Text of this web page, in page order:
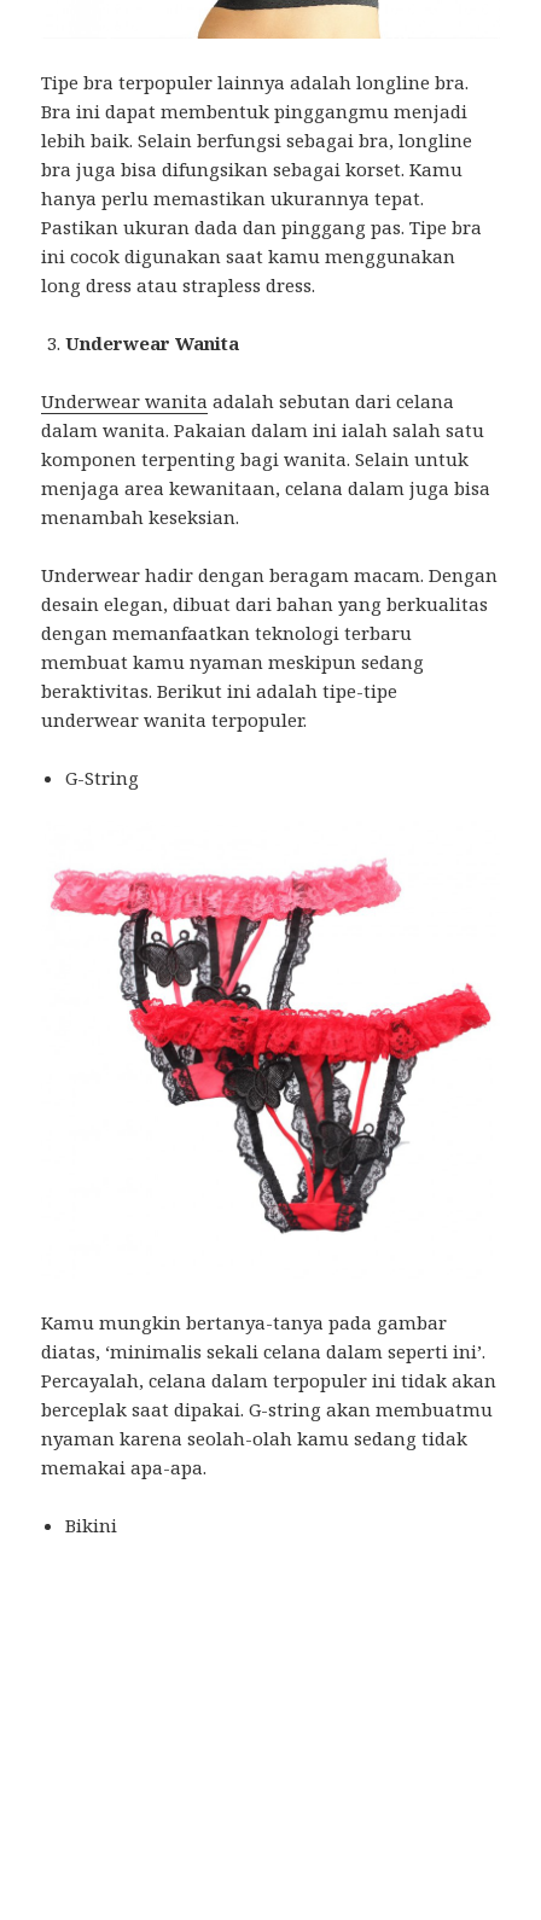
Tipe bra terpopuler lainnya adalah longline bra.
Bra ini dapat membentuk pinggangmu menjadi
lebih baik. Selain berfungsi sebagai bra, longline
bra juga bisa difungsikan sebagai korset. Kamu
hanya perlu memastikan ukurannya tepat.
Pastikan ukuran dada dan pinggang pas. Tipe bra
ini cocok digunakan saat kamu menggunakan
long dress atau strapless dress.
Underwear Wanita
Underwear wanita adalah sebutan dari celana
dalam wanita. Pakaian dalam ini ialah salah satu
komponen terpenting bagi wanita. Selain untuk
menjaga area kewanitaan, celana dalam juga bisa
menambah keseksian.
Underwear hadir dengan beragam macam. Dengan
desain elegan, dibuat dari bahan yang berkualitas
dengan memanfaatkan teknologi terbaru
membuat kamu nyaman meskipun sedang
beraktivitas. Berikut ini adalah tipe-tipe
underwear wanita terpopuler.
G-String
Kamu mungkin bertanya-tanya pada gambar
diatas, ‘minimalis sekali celana dalam seperti ini’.
Percayalah, celana dalam terpopuler ini tidak akan
berceplak saat dipakai. G-string akan membuatmu
nyaman karena seolah-olah kamu sedang tidak
memakai apa-apa.
Bikini